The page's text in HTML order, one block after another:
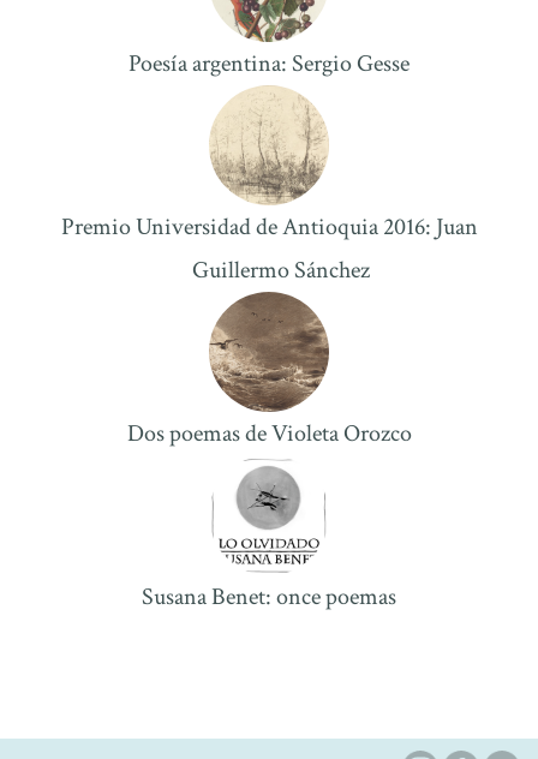
Poesí­a argentina: Sergio Gesse
Premio Universidad de Antioquia 2016: Juan
Guillermo Sánchez
Dos poemas de Violeta Orozco
Susana Benet: once poemas